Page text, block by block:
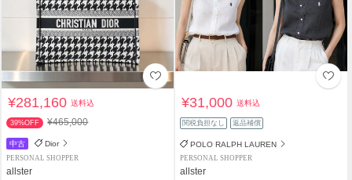
¥281,160送料込
39%OFF ¥465,000
中古 Dior
PERSONAL SHOPPER
allster
¥31,000送料込
関税負担なし 返品補償
POLO RALPH LAUREN
PERSONAL SHOPPER
allster